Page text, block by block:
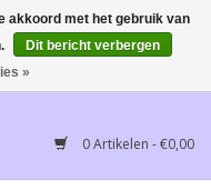
vanaf € 65,00, België
0 Artikelen - €0,00
akkoord met het gebruik van
Dit bericht verbergen
»